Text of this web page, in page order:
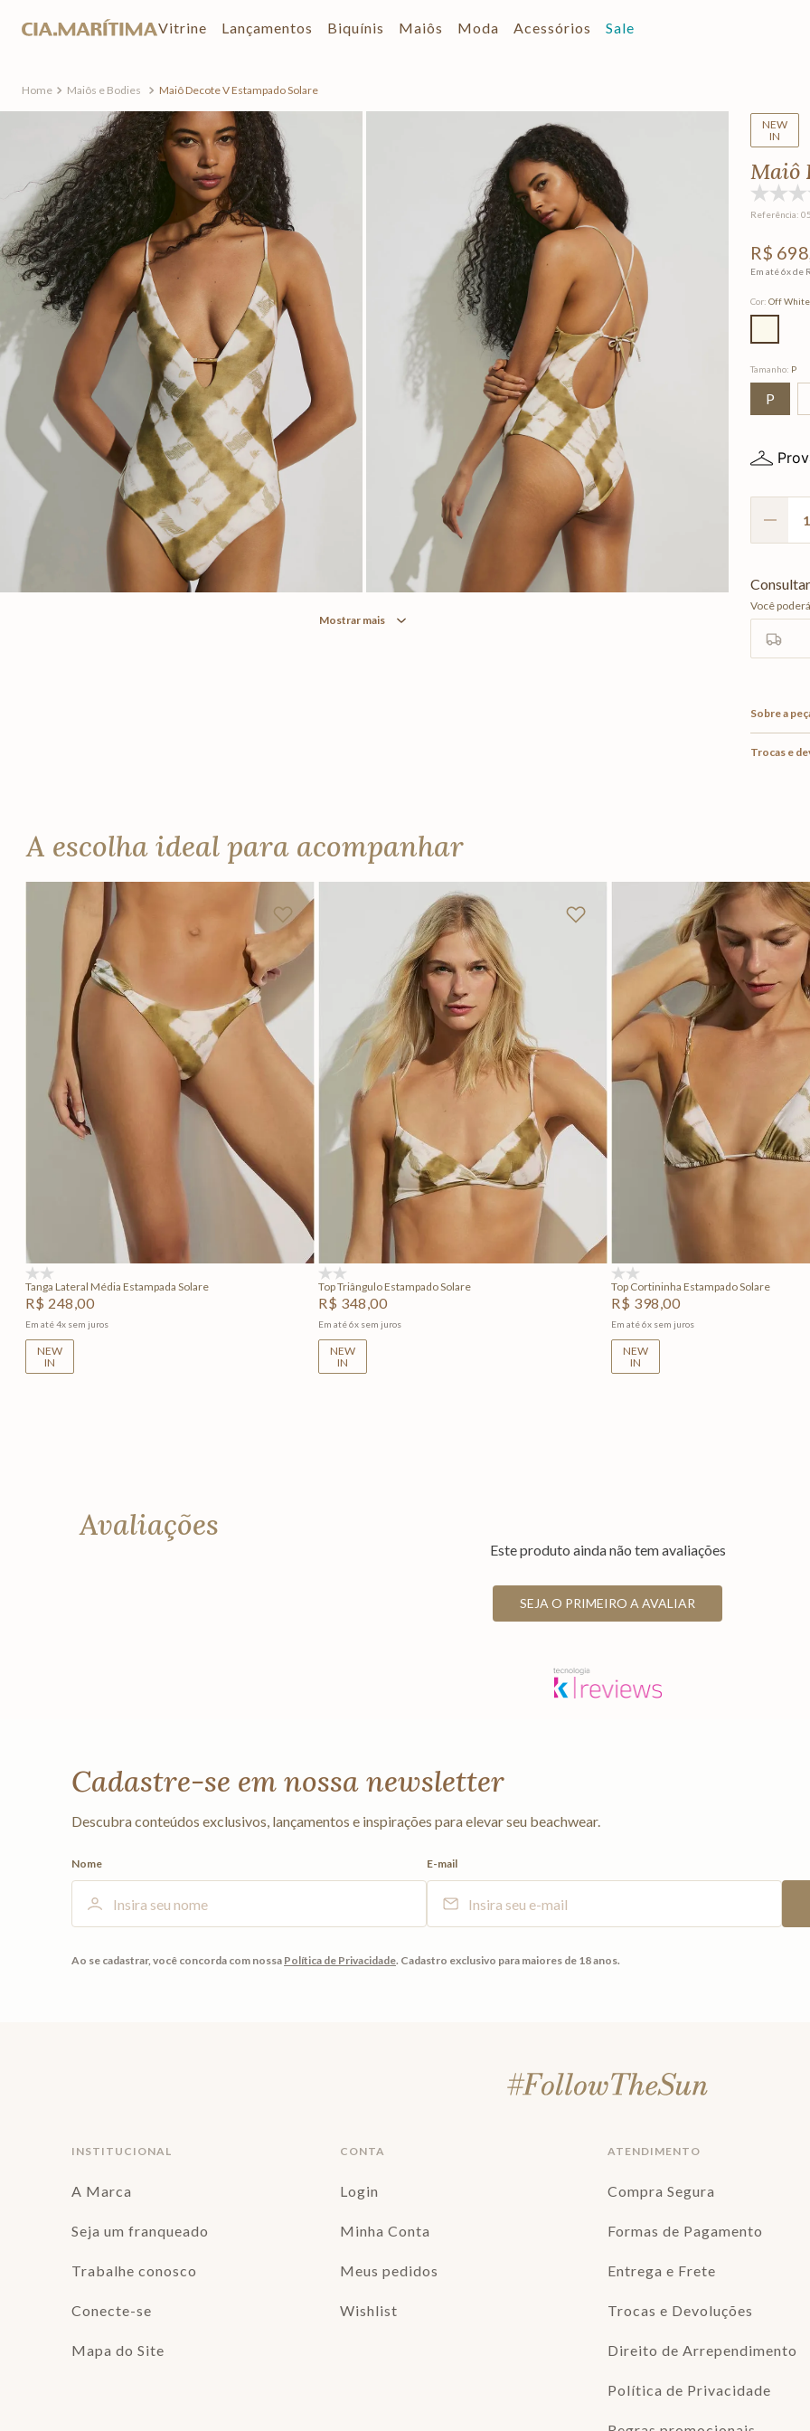
Vitrine Lançamentos Biquínis Maiôs Moda Acessórios Sale
Maiôs e Bodies Maiô Decote V Estampado Solare
Mostrar mais
NEW
IN
Maiô
Referência:
R$ 698
Em até6x de
Cor: Off White
Tamanho: P
P
Sobre a
Trocas e
A escolha ideal para acompanhar
GG
Adicionar na sacola
Tanga Lateral Média Estampada Solare
R$ 248,00
Em até4x sem juros
NEW
IN
P M G GG
Top Triângulo Estampado Solare
R$ 348,00
Em até6x sem juros
NEW
IN
Top Cortininha Estampado Solare
R$ 398,00
Em até6x sem juros
NEW
IN
Avaliações
Este produto ainda não tem avaliações
SEJA O PRIMEIRO A AVALIAR
Cadastre-se em nossa newsletter
Descubra conteúdos exclusivos, lançamentos e inspirações para elevar seu beachwear.
Nome E-mail
Ao se cadastrar, você concorda com nossa Política de Privacidade. Cadastro exclusivo para maiores de 18 anos.
INSTITUCIONAL
A Marca
Seja um franqueado
Trabalhe conosco
Conecte-se
Mapa do Site
CONTA
Login
Minha Conta
Meus pedidos
Wishlist
ATENDIMENTO
Compra Segura
Formas de Pagamento
Entrega e Frete
Trocas e Devoluções
Direito de Arrependimento
Política de Privacidade